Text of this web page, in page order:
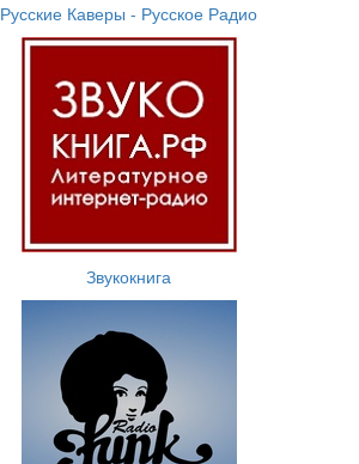
Русские Каверы - Русское Радио
Звукокнига